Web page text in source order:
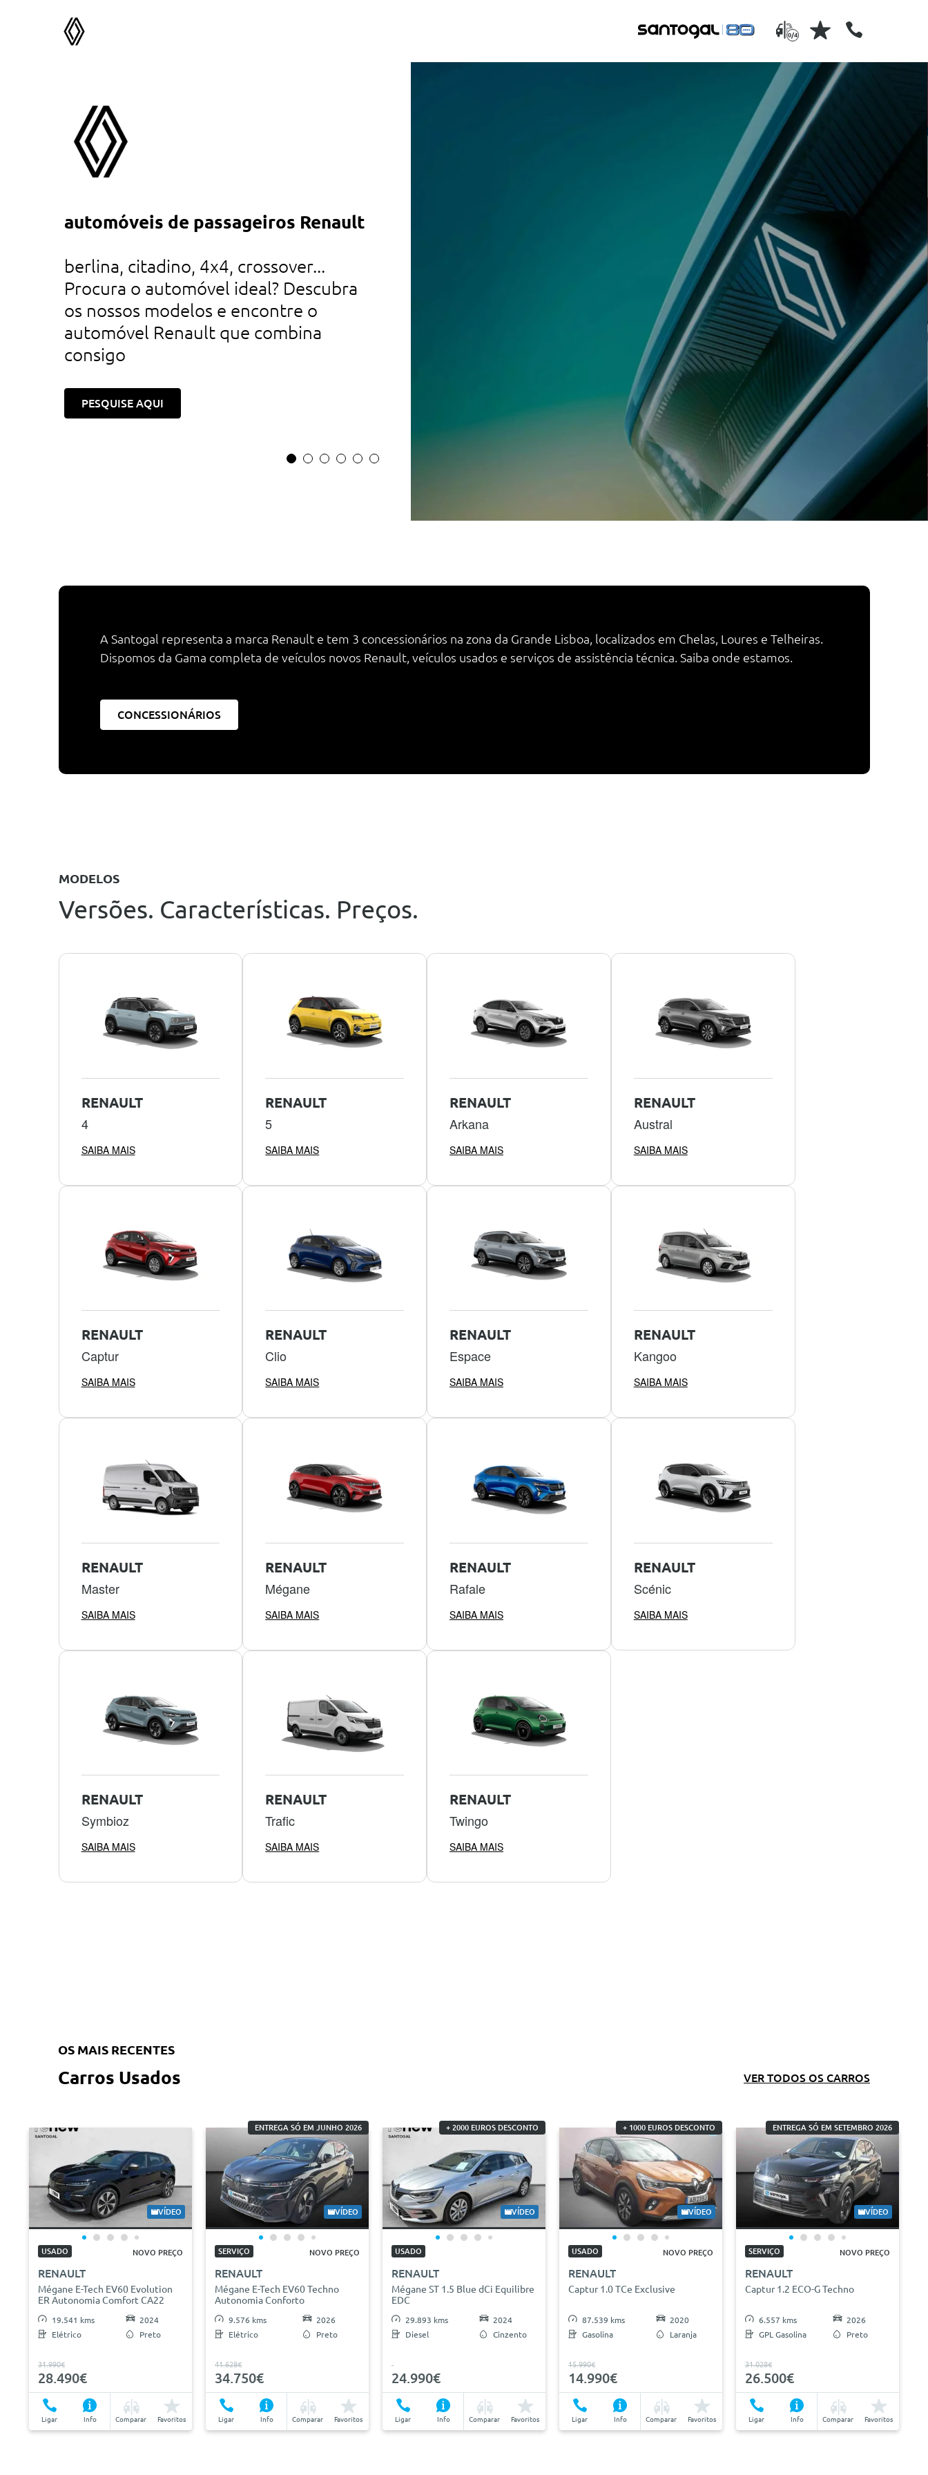
0/4
automóveis de passageiros Renault
berlina, citadino, 4x4, crossover...
Procura o automóvel ideal? Descubra
os nossos modelos e encontre o
automóvel Renault que combina
consigo
PESQUISE AQUI
descubra os nossos automóveis usados
de todas as marcas, recondicionados e
serviços pós-venda
a Santogal tem profissionais
especializados no pós-venda
de vários serviços de
automóvel e venda de peças
acessórios
AGENDAR
A Santogal representa a marca Renault e tem 3 concessionários na zona da Grande Lisboa, localizados em Chelas, Loures e Telheiras.
Dispomos da Gama completa de veículos novos Renault, veículos usados e serviços de assistência técnica. Saiba onde estamos.
CONCESSIONÁRIOS
MODELOS
Versões. Características. Preços.
RENAULT
4
SAIBA MAIS
RENAULT
5
SAIBA MAIS
RENAULT
Arkana
SAIBA MAIS
RENAULT
Austral
SAIBA MAIS
RENAULT
Captur
SAIBA MAIS
RENAULT
Clio
SAIBA MAIS
RENAULT
Espace
SAIBA MAIS
RENAULT
Kangoo
SAIBA MAIS
RENAULT
Master
SAIBA MAIS
RENAULT
Mégane
SAIBA MAIS
RENAULT
Rafale
SAIBA MAIS
RENAULT
Scénic
SAIBA MAIS
RENAULT
Symbioz
SAIBA MAIS
RENAULT
Trafic
SAIBA MAIS
RENAULT
Twingo
SAIBA MAIS
OS MAIS RECENTES
Carros Usados VER TODOS OS CARROS
VÍDEO
USADO NOVO PREÇO
RENAULT
Mégane E-Tech EV60 Evolution
ER Autonomia Comfort CA22
19.541 kms
Elétrico
2024
Preto
31.990€
28.490€
Ligar Info Comparar Favoritos
ENTREGA SÓ EM JUNHO 2026
VÍDEO
SERVIÇO NOVO PREÇO
RENAULT
Mégane E-Tech EV60 Techno
Autonomia Conforto
9.576 kms
Elétrico
2026
Preto
41.628€
34.750€
Ligar Info Comparar Favoritos
+ 2000 EUROS DESCONTO
VÍDEO
USADO
RENAULT
Mégane ST 1.5 Blue dCi Equilibre
EDC
29.893 kms
Diesel
2024
Cinzento
24.990€
Ligar Info Comparar Favoritos
+ 1000 EUROS DESCONTO
VÍDEO
USADO NOVO PREÇO
RENAULT
Captur 1.0 TCe Exclusive
87.539 kms
Gasolina
2020
Laranja
15.990€
14.990€
Ligar Info Comparar Favoritos
ENTREGA SÓ EM SETEMBRO 2026
VÍDEO
SERVIÇO NOVO PREÇO
RENAULT
Captur 1.2 ECO-G Techno
6.557 kms
GPL Gasolina
2026
Preto
31.028€
26.500€
Ligar Info Comparar Favoritos